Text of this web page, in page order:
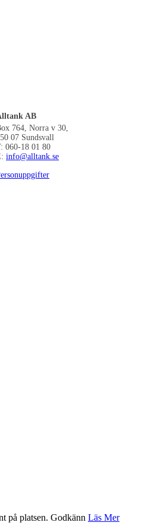
AB
764, Norra v 30,
07 Sundsvall
060-18 01 80
info@alltank.se
på platsen. Godkänn Läs Mer